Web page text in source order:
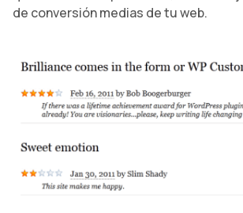
de conversión medias de tu web.